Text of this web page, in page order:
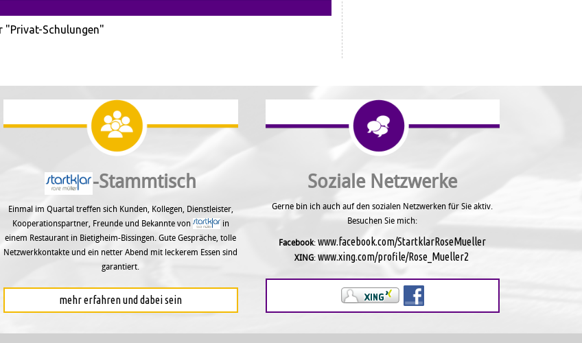
"Privat-Schulungen"
-Stammtisch
Einmal im Quartal treffen sich Kunden, Kollegen, Dienstleister,
Kooperationspartner, Freunde und Bekannte von
in
einem Restaurant in Bietigheim-Bissingen. Gute Gespräche, tolle
Netzwerkkontakte und ein netter Abend mit leckerem Essen sind
garantiert.
mehr erfahren und dabei sein
Soziale Netzwerke
Gerne bin ich auch auf den sozialen Netzwerken für Sie aktiv.
Besuchen Sie mich:
Facebook:www.facebook.com/StartklarRoseMueller
XING: www.xing.com/profile/Rose_Mueller2